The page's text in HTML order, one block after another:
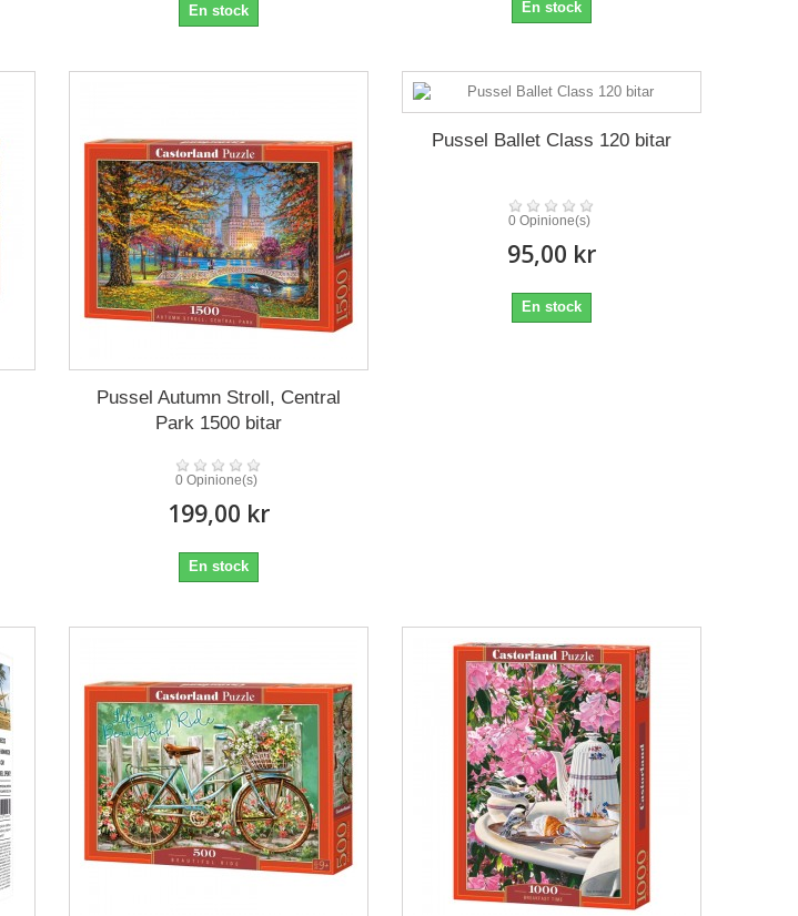
En stock En stock
Pussel Autumn Stroll, Central
Park 1500 bitar
0 Opinione(s)
199,00 kr
En stock
Pussel Ballet Class 120 bitar
0 Opinione(s)
95,00 kr
En stock